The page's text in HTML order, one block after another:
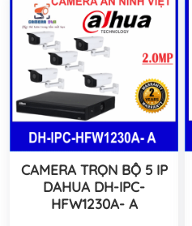
CAMERA TRỌN BỘ 5 IP
DAHUA DH-IPC-
HFW1230A- A